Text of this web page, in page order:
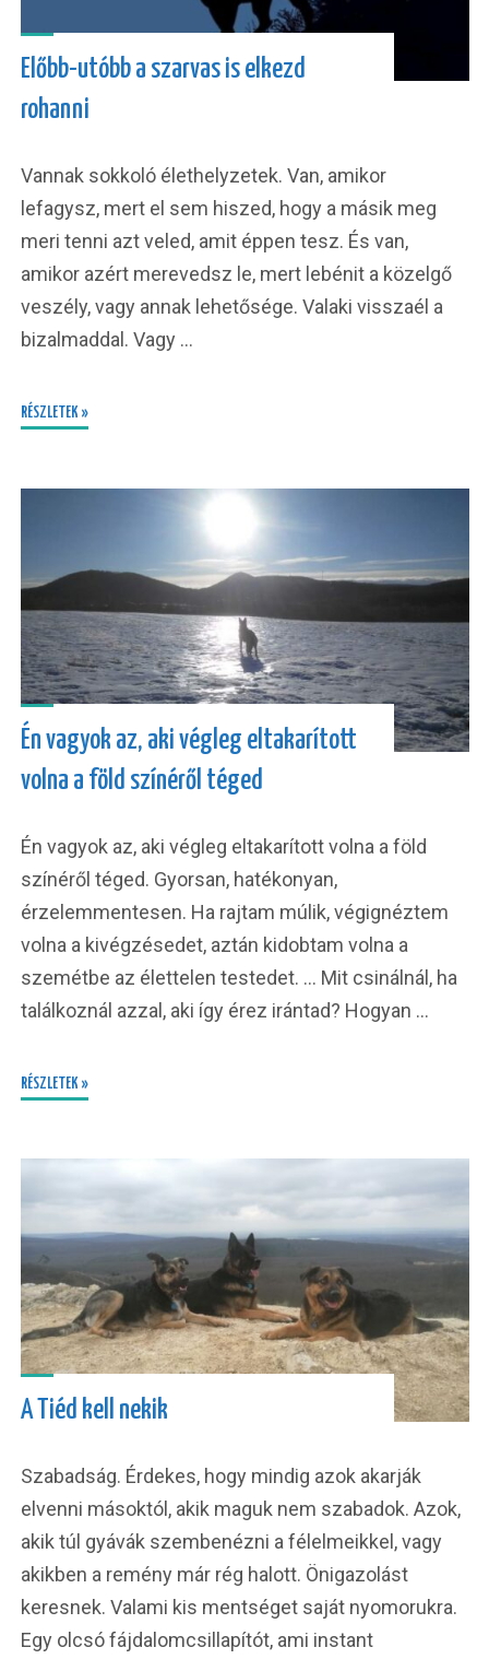
Előbb-utóbb a szarvas is elkezd
rohanni
Vannak sokkoló élethelyzetek. Van, amikor
lefagysz, mert el sem hiszed, hogy a másik meg
meri tenni azt veled, amit éppen tesz. És van,
amikor azért merevedsz le, mert lebénit a közelgő
veszély, vagy annak lehetősége. Valaki visszaél a
bizalmaddal. Vagy …
RÉSZLETEK »
Én vagyok az, aki végleg eltakarított
volna a föld színéről téged
Én vagyok az, aki végleg eltakarított volna a föld
színéről téged. Gyorsan, hatékonyan,
érzelemmentesen. Ha rajtam múlik, végignéztem
volna a kivégzésedet, aztán kidobtam volna a
szemétbe az élettelen testedet. … Mit csinálnál, ha
találkoznál azzal, aki így érez irántad? Hogyan …
RÉSZLETEK »
A Tiéd kell nekik
Szabadság. Érdekes, hogy mindig azok akarják
elvenni másoktól, akik maguk nem szabadok. Azok,
akik túl gyávák szembenézni a félelmeikkel, vagy
akikben a remény már rég halott. Önigazolást
keresnek. Valami kis mentséget saját nyomorukra.
Egy olcsó fájdalomcsillapítót, ami instant